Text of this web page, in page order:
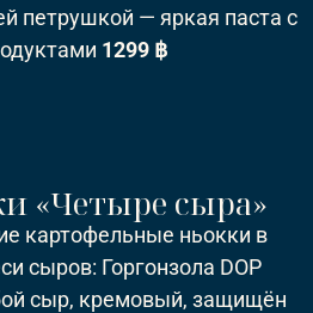
петрушкой — яркая паста с
1299 ฿
«Четыре сыра»
картофельные ньокки в
сыров: Горгонзола DOP
сыр, кремовый, защищён